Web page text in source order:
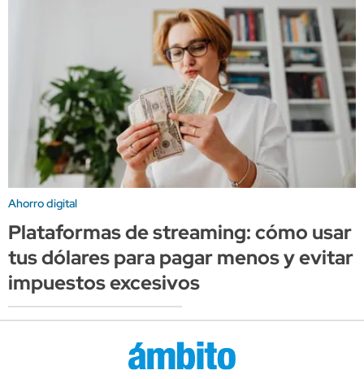
Ahorro digital
Plataformas de streaming: cómo usar
tus dólares para pagar menos y evitar
impuestos excesivos